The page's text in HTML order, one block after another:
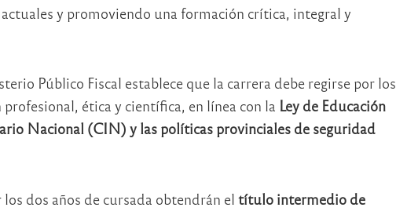
y promoviendo una formación crítica, integral y
Público Fiscal establece que la carrera debe regirse por los
ética y científica, en línea con la Ley de Educación
Nacional (CIN) y las políticas provinciales de seguridad
dos años de cursada obtendrán el título intermedio de